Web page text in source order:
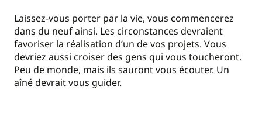
Laissez-vous porter par la vie, vous commencerez
dans du neuf ainsi. Les circonstances devraient
favoriser la réalisation d’un de vos projets. Vous
devriez aussi croiser des gens qui vous toucheront.
Peu de monde, mais ils sauront vous écouter. Un
aîné devrait vous guider.